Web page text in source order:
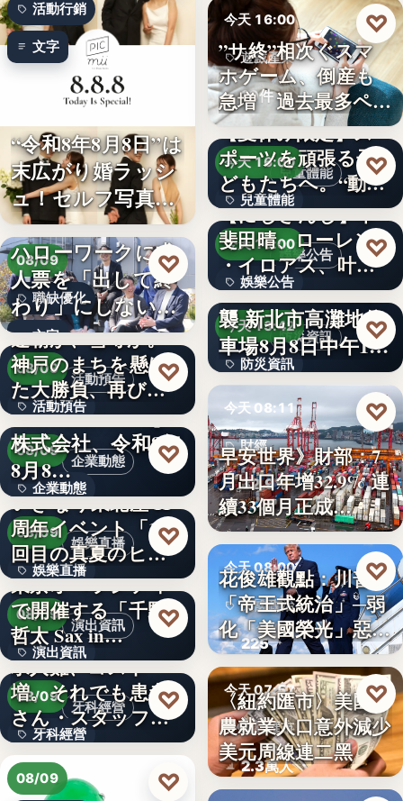
活動行銷
文字
“令和8年8月8日”は
末広がり婚ラッシ
ュ！セルフ写真館
「…
08/09
職缺優化
文字
ハローワークに求
人票を「出して終
わり」にしない。
求人票・…
♡
活動預告
08/09
活動預告
300人
連覇か、雪辱か。
神戸のまちを懸け
た大勝負、再び！
…
♡
企業動態
08/09
企業動態
文字
Internnect Group
株式会社、令和8年
8月8…
♡
娛樂直播
08/09
娛樂直播
11
いぎなり東北産 11
周年イベント「11
回目の真夏のヒロ
イ…
♡
演出資訊
08/09
演出資訊
3
東京オペラシティ
で開催する「千野
哲太 Sax in…
♡
牙科經營
08/09
牙科經營
3,700万円
求人難、コスト
増。それでも患者
さん・スタッフ・
院長を豊か…
♡
08/09 ♡
今天 16:00
遊戲產業
10件
”サ終”相次ぐスマ
ホゲーム、倒産も
急増 過去最多ペー
スで…
♡
兒童體能
今天 16:00
兒童體能
0円
【夏休み限定】ス
ポーツを頑張る子
どもたちへ。“動け
る身体…
♡
娛樂公告
今天 16:00
娛樂公告
30
【にじさんじ】甲
斐田晴、ローレン
・イロアス、叶ワ
ンマンラ…
♡
防災資訊
今天 13:42
防災資訊
文字
因應白海豚颱風來
襲 新北市高灘地停
車場8月8日中午12
時…
♡
今天 08:11
財經
32.9%
早安世界》財部：7
月出口年增32.9% 連
續33個月正成…
♡
今天 08:00
美國政治
225
花俊雄觀點：川普
「帝王式統治」─弱
化「美國榮光」惡化
「民…
♡
今天 07:57
財經匯市
2.3萬人
〈紐約匯市〉美國非
農就業人口意外減少
美元周線連二黑
♡